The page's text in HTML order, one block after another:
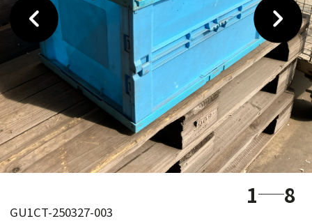
1 8
GU1CT-250327-003